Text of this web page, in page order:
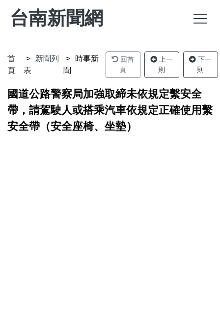
台南新聞網
首
頁
新聞列
表
時事新
聞
回首
頁
上一
則
下一
則
國道公路警察局加強取締未依規定繫安全
帶，請駕駛人或搭乘汽車依規定正確使用繫
安全帶（安全座椅、坐墊）